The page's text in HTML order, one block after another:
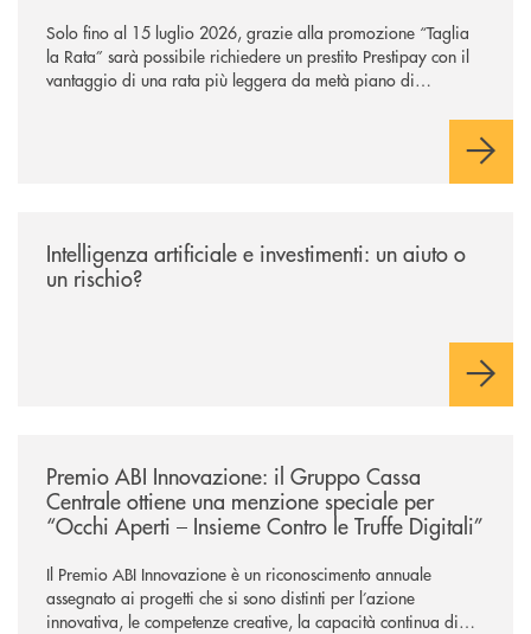
Solo fino al 15 luglio 2026, grazie alla promozione “Taglia
la Rata” sarà possibile richiedere un prestito Prestipay con il
vantaggio di una rata più leggera da metà piano di
Intelligenza artificiale e investimenti: un aiuto o
un rischio?
Premio ABI Innovazione: il Gruppo Cassa
Centrale ottiene una menzione speciale per
“Occhi Aperti – Insieme Contro le Truffe Digitali”
Il Premio ABI Innovazione è un riconoscimento annuale
assegnato ai progetti che si sono distinti per l’azione
innovativa, le competenze creative, la capacità continua di